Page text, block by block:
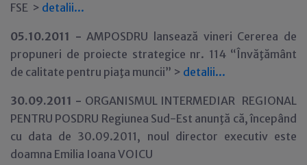
FSE > detalii...
05.10.2011 -AMPOSDRU lansează vineri Cererea de
propuneri de proiecte strategice nr. 114 “Învăţământ
de calitate pentru piaţa muncii” > detalii...
30.09.2011 - ORGANISMUL INTERMEDIAR REGIONAL
PENTRU POSDRU Regiunea Sud-Est anunţă că, începând
cu data de 30.09.2011, noul director executiv este
doamna Emilia Ioana VOICU